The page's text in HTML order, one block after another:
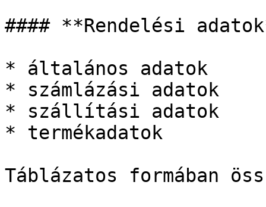
#### **Rendelési
* általános adatok
* számlázási adatok
* szállítási adatok
* termékadatok
Táblázatos formában